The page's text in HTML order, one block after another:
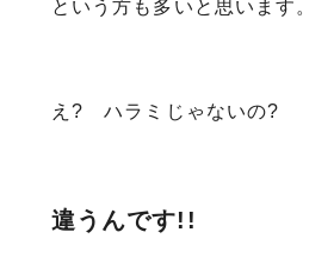
という方も多いと思います。
え? ハラミじゃないの?
違うんです!!